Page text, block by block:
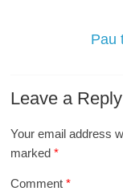
Pau
Leave a Reply
Your email address
marked*
Comment*